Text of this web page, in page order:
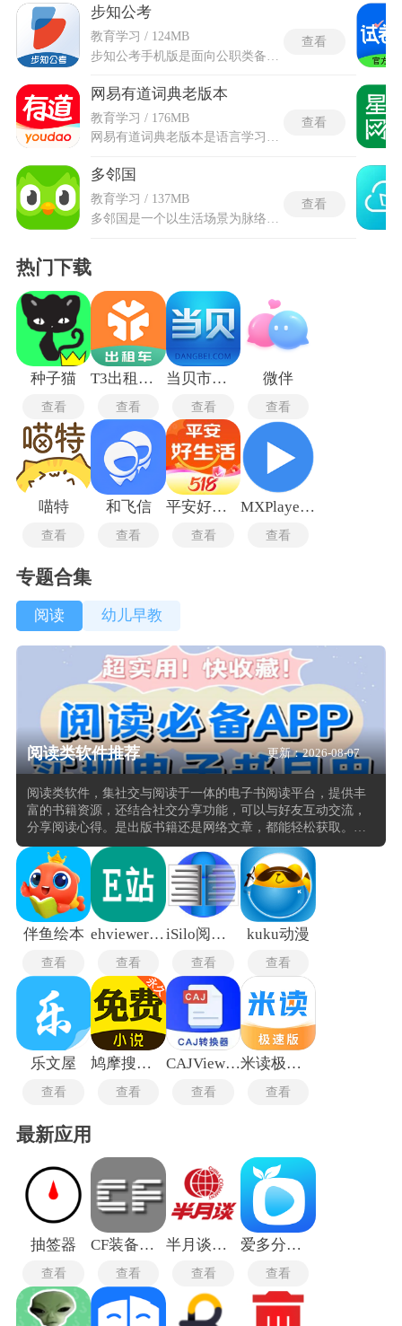
步知公考
教育学习 / 124MB
查看
网易有道词典老版本
教育学习 / 176MB
查看
多邻国
教育学习 / 137MB
查看
热门下载
种子猫
查看
T3出租车司机版
查看
当贝市场TV版
查看
微伴
查看
喵特
查看
和飞信
查看
平安好生活
查看
MXPlayer播放器最新版
查看
专题合集
阅读 幼儿早教
阅读类软件推荐 更新：2026-08-07
阅读类软件，集社交与阅读于一体的电子书阅读平台，提供丰
富的书籍资源，还结合社交分享功能，可以与好友互动交流，
分享阅读心得。是出版书籍还是网络文章，都能轻松获取。简
洁、大气的界面设计和人性化的功能，如夜间模式、多种字体
选择等，满足了不同用户的阅读需求。番茄小说还提供海量的
免费热门畅销图书，无论是断断续续的阅读者还是全职阅读爱
好者，都能在这里找到适合自己的阅读内容。
伴鱼绘本
查看
ehviewer绿色版1.9.4.7
查看
iSilo阅读器中文版
查看
kuku动漫
查看
乐文屋
查看
鸠摩搜书安卓版
查看
CAJViewer安卓版
查看
米读极速版
查看
最新应用
抽签器
查看
CF装备助手手机版
查看
半月谈旧版本
查看
爱多分学生版
查看